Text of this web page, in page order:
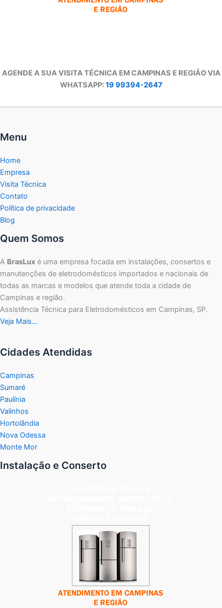
AGENDE A SUA VISITA TÉCNICA EM CAMPINAS E REGIÃO VIA
WHATSAPP:19 99394-2647
Menu
Home
Empresa
Visita Técnica
Contato
Política de privacidade
Blog
Quem Somos
A BrasLux é uma empresa focada em instalações, consertos e
manutenções de eletrodomésticos importados e nacionais de
todas as marcas e modelos que atende toda a cidade de
Campinas e região.
Assistência Técnica para Eletrodomésticos em Campinas, SP.
Veja Mais…
Cidades Atendidas
Campinas
Sumaré
Paulínia
Valinhos
Hortolândia
Nova Odessa
Monte Mor
Instalação e Conserto